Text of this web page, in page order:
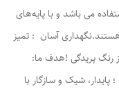
می باشد و با پایه‌های
آسان : تمیز
رنگ پریدگی !هدف ما:
شیک و سازگار با